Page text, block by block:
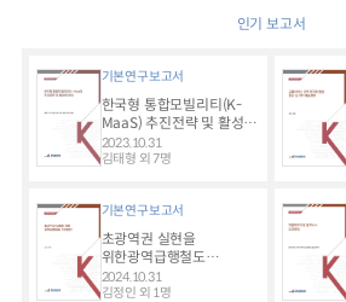
인기 보고서
기본연구보고서
한국형 통합모빌리티(K-
MaaS) 추진전략 및 활성화
방안
2023.10.31
김태형 외 7명
기본연구보고서
초광역권 실현을
위한광역급행철도
추진방안
2024.10.31
김정인 외 1명